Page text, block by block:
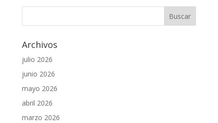
Archivos
julio 2026
junio 2026
mayo 2026
abril 2026
marzo 2026